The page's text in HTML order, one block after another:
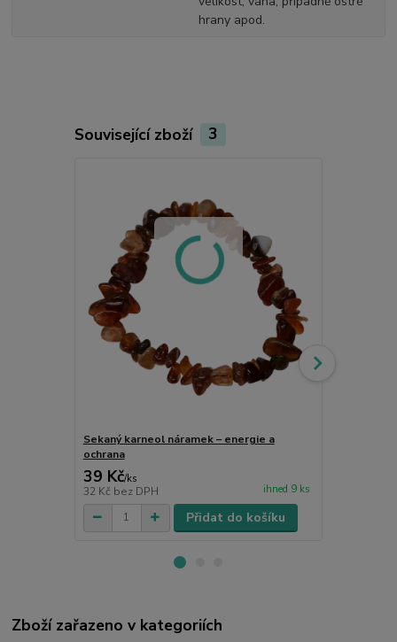
hrany apod.
Související zboží 3
Sekaný karneol náramek – energie a
ochrana
39 Kč/ks
32 Kč bez DPH ihned 9 ks
Přidat do košíku
Zboží zařazeno v kategoriích